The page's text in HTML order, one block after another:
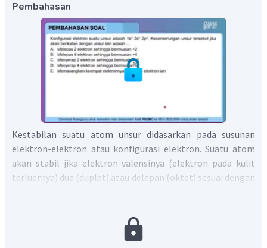
Pembahasan
Kestabilan suatu atom unsur didasarkan pada susunan
elektron-elektron atau konfigurasi elektron. Suatu atom
akan stabil jika elektron valensinya (elektron pada kulit
terluarnya) dua (duplet) atau delapan (oktet) sesuai dengan
dengan atom-atom lain (atom yang sama atau atom yang
berbeda). Atom-atom tersebut bergabung melalui suatu